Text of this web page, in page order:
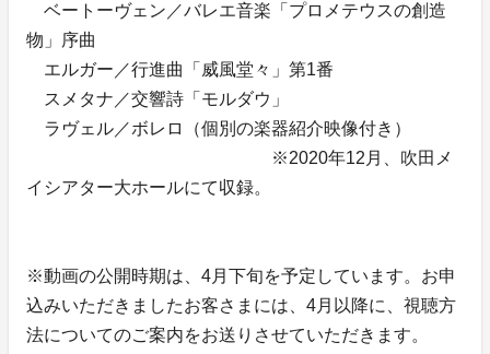
ベートーヴェン／バレエ音楽「プロメテウスの創造
物」序曲
エルガー／行進曲「威風堂々」第1番
スメタナ／交響詩「モルダウ」
ラヴェル／ボレロ（個別の楽器紹介映像付き）
※2020年12月、吹田メ
イシアター大ホールにて収録。
※動画の公開時期は、4月下旬を予定しています。お申
込みいただきましたお客さまには、4月以降に、視聴方
法についてのご案内をお送りさせていただきます。